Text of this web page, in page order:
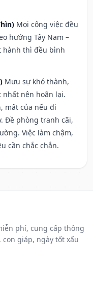
Mọi công việc đều
hướng Tây Nam –
hành thì đều bình
Mưu sự khó thành,
nhất nên hoãn lại.
mất của nếu đi
Đề phòng tranh cãi,
Việc làm chậm,
cần chắc chắn.
phí, cung cấp thông
giáp, ngày tốt xấu